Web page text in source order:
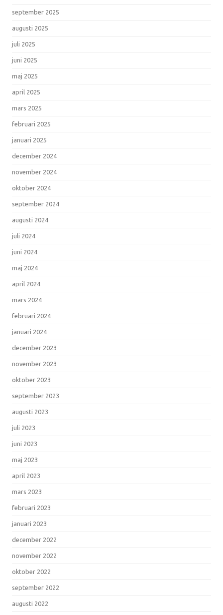
september 2025
augusti 2025
juli 2025
juni 2025
maj 2025
april 2025
mars 2025
februari 2025
januari 2025
december 2024
november 2024
oktober 2024
september 2024
augusti 2024
juli 2024
juni 2024
maj 2024
april 2024
mars 2024
februari 2024
januari 2024
december 2023
november 2023
oktober 2023
september 2023
augusti 2023
juli 2023
juni 2023
maj 2023
april 2023
mars 2023
februari 2023
januari 2023
december 2022
november 2022
oktober 2022
september 2022
augusti 2022